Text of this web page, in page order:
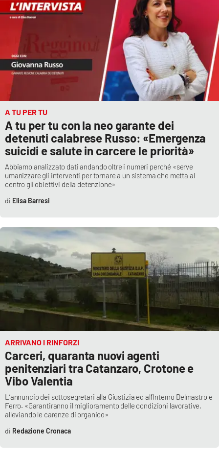
A TU PER TU
A tu per tu con la neo garante dei
detenuti calabrese Russo: «Emergenza
suicidi e salute in carcere le priorità»
Abbiamo analizzato dati andando oltre i numeri perché «serve
umanizzare gli interventi per tornare a un sistema che metta al
centro gli obiettivi della detenzione»
Elisa Barresi
ARRIVANO I RINFORZI
Carceri, quaranta nuovi agenti
penitenziari tra Catanzaro, Crotone e
Vibo Valentia
L’annuncio dei sottosegretari alla Giustizia ed all’Interno Delmastro e
Ferro. «Garantiranno il miglioramento delle condizioni lavorative,
alleviando le carenze di organico»
Redazione Cronaca